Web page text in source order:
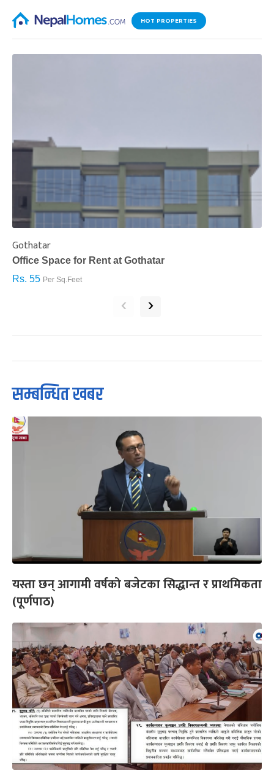
HOT PROPERTIES
Gothatar
Office Space for Rent at Gothatar
Rs. 55 Per Sq.Feet
‹ ›
सम्बन्धित खबर
यस्ता छन् आगामी वर्षको बजेटका सिद्धान्त र प्राथमिकता
(पूर्णपाठ)